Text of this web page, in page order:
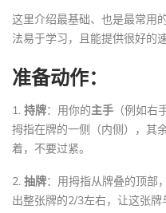
这里介绍最基础、也是最常
法易于学习，且能提供很好的
准备动作：
1. 持牌：用你的主手 （例如右
拇指在牌的一侧（内侧），其
着，不要过紧。
2. 抽牌：用拇指从牌叠的顶部
出整张牌的2/3左右，让这张牌